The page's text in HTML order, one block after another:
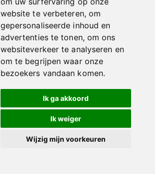
website te verbeteren, om
gepersonaliseerde inhoud en
advertenties te tonen, om ons
websiteverkeer te analyseren en
om te begrijpen waar onze
bezoekers vandaan komen.
Ik ga akkoord
Ik weiger
Wijzig mijn voorkeuren